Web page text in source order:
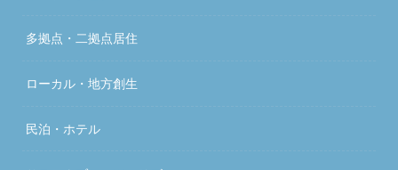
多拠点・二拠点居住
ローカル・地方創生
民泊・ホテル